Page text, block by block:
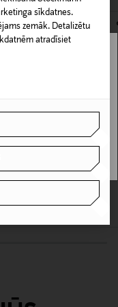
sīkdatnes.
zemāk. Detalizētu
atradīsiet
nedrīkst
PRIEKŠROCĪBA